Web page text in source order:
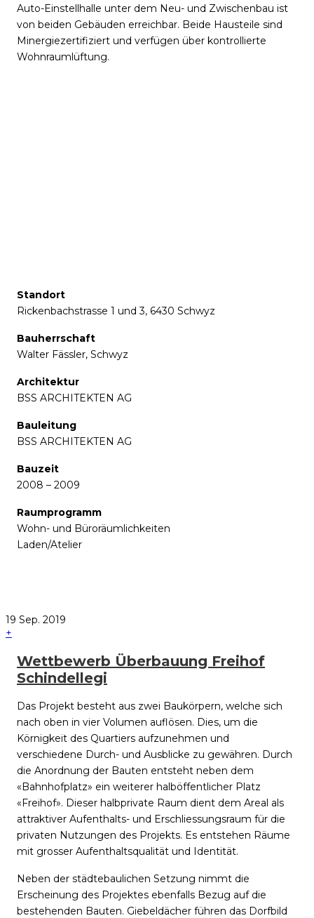
Auto-Einstellhalle unter dem Neu- und Zwischenbau ist
von beiden Gebäuden erreichbar. Beide Hausteile sind
Minergiezertifiziert und verfügen über kontrollierte
Wohnraumlüftung.
Standort
Rickenbachstrasse 1 und 3, 6430 Schwyz
Bauherrschaft
Walter Fässler, Schwyz
Architektur
BSS ARCHITEKTEN AG
Bauleitung
BSS ARCHITEKTEN AG
Bauzeit
2008 – 2009
Raumprogramm
Wohn- und Büroräumlichkeiten
Laden/Atelier
19 Sep. 2019
+
Wettbewerb Überbauung Freihof
Schindellegi
Das Projekt besteht aus zwei Baukörpern, welche sich
nach oben in vier Volumen auflösen. Dies, um die
Körnigkeit des Quartiers aufzunehmen und
verschiedene Durch- und Ausblicke zu gewähren. Durch
die Anordnung der Bauten entsteht neben dem
«Bahnhofplatz» ein weiterer halböffentlicher Platz
«Freihof». Dieser halbprivate Raum dient dem Areal als
attraktiver Aufenthalts- und Erschliessungsraum für die
privaten Nutzungen des Projekts. Es entstehen Räume
mit grosser Aufenthaltsqualität und Identität.
Neben der städtebaulichen Setzung nimmt die
Erscheinung des Projektes ebenfalls Bezug auf die
bestehenden Bauten. Giebeldächer führen das Dorfbild